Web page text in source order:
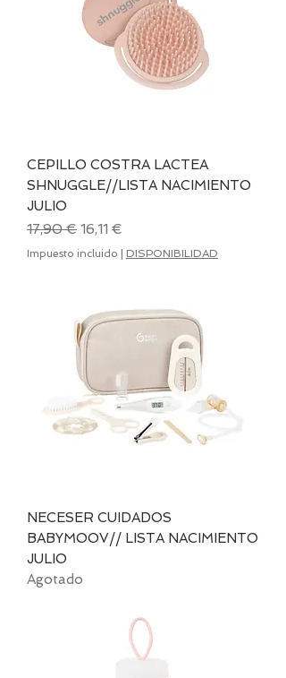
CEPILLO COSTRA LACTEA
SHNUGGLE//LISTA NACIMIENTO
JULIO
Precio
17,90 € Precio de oferta
16,11 €
Impuesto incluido DISPONIBILIDAD
NECESER CUIDADOS
BABYMOOV// LISTA NACIMIENTO
JULIO
Agotado